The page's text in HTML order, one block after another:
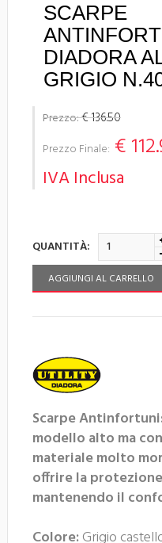
SCARPE
DIADORA
GRIGIO
Prezzo:€ 136.50
Prezzo Finale: €
IVA Inclusa
QUANTITÀ:
AGGIUNGI AL CARRELLO
Scarpe
modello alto ma
materiale molto
offrire la
mantenendo il
Colore:Grigio